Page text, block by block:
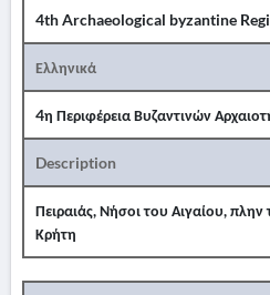
4th Archaeological byzantine
Ελληνικά
4η Περιφέρεια Βυζαντινών
Description
Πειραιάς, Νήσοι του Αιγαίου,
Κρήτη